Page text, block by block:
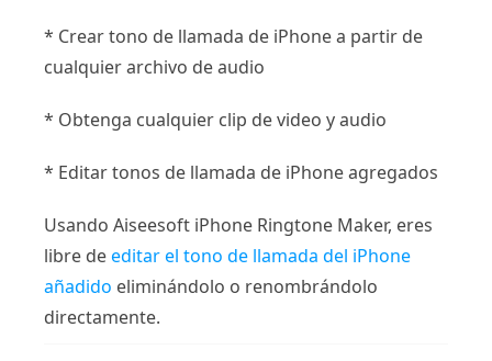
* Crear tono de llamada de iPhone a partir de
cualquier archivo de audio
* Obtenga cualquier clip de video y audio
* Editar tonos de llamada de iPhone agregados
Usando Aiseesoft iPhone Ringtone Maker, eres
libre deeditar el tono de llamada del iPhone
añadido eliminándolo o renombrándolo
directamente.